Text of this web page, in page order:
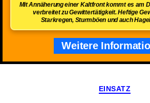
Mit Annäherung einer Kaltfront kommt es am
verbreitet zu Gewittertätigkeit. Heftige
Starkregen, Sturmböen und auch
Weitere
EINSATZ